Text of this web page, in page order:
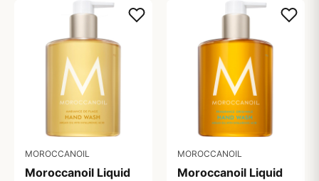
MOROCCANOIL
Moroccanoil Liquid
MOROCCANOIL
Moroccanoil Liquid